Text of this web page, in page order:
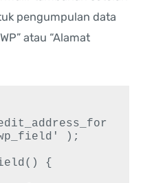
pengumpulan data
atau “Alamat
);
{